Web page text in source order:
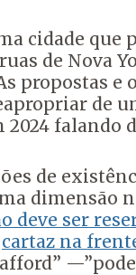
cidade que
de Nova
propostas
de
falando
de
dimensão
deve ser
cartaz na